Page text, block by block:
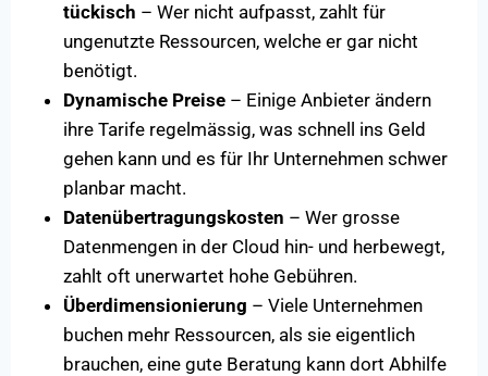
tückisch – Wer nicht aufpasst, zahlt für
ungenutzte Ressourcen, welche er gar nicht
benötigt.
Dynamische Preise– Einige Anbieter ändern
ihre Tarife regelmässig, was schnell ins Geld
gehen kann und es für Ihr Unternehmen schwer
planbar macht.
Datenübertragungskosten – Wer grosse
Datenmengen in der Cloud hin- und herbewegt,
zahlt oft unerwartet hohe Gebühren.
Überdimensionierung – Viele Unternehmen
buchen mehr Ressourcen, als sie eigentlich
brauchen, eine gute Beratung kann dort Abhilfe